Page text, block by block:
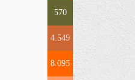
570
4.549
8.095